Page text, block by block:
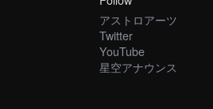
アストロアーツ
Twitter
YouTube
星空アナウンス